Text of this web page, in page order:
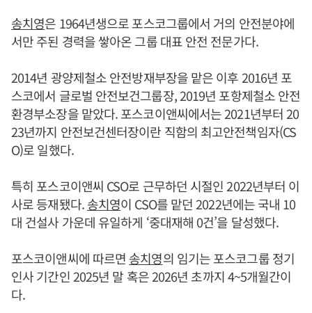
송치영은 1964년생으로 포스코그룹에서 거의 안전분야에
서만 주된 경력을 쌓아온 그룹 대표 안전 전문가다.
2014년 광양제철소 안전방재부장을 맡은 이후 2016년 포
스코에서 글로벌 안전보건그룹장, 2019년 포항제철소 안전
환경부소장을 맡았다. 포스코이앤씨에서는 2021년부터 20
23년까지 안전보건센터장이란 직함의 최고안전책임자(CS
O)로 일했다.
특히 포스코이앤씨 CSO로 근무하던 시절인 2022년부터 이
사로 등재됐다.송치영이 CSO를 맡던 2022년에는 국내 10
대 건설사 가운데 유일하게 ‘중대재해 0건’을 달성했다.
포스코이앤씨에 따르면 송치영의 임기는 포스코그룹 정기
인사 기간인 2025년 말 혹은 2026년 초까지 4~5개월간이
다.